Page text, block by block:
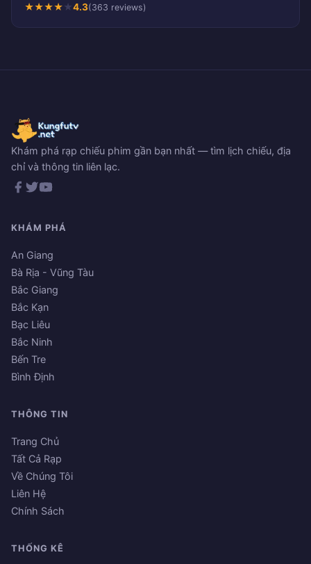
★★★★★4.3(363 reviews)
Khám phá rạp chiếu phim gần bạn nhất — tìm lịch chiếu, địa
chỉ và thông tin liên lạc.
KHÁM PHÁ
An Giang
Bà Rịa - Vũng Tàu
Bắc Giang
Bắc Kạn
Bạc Liêu
Bắc Ninh
Bến Tre
Bình Định
THÔNG TIN
Trang Chủ
Tất Cả Rạp
Về Chúng Tôi
Liên Hệ
Chính Sách
THỐNG KÊ